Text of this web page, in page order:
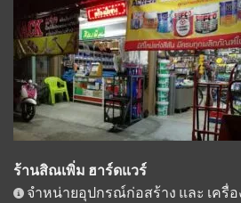
ร้านสิณเพิ่ม ฮาร์ดแวร์
จำหน่ายอุปกรณ์ก่อสร้าง และ เครื่